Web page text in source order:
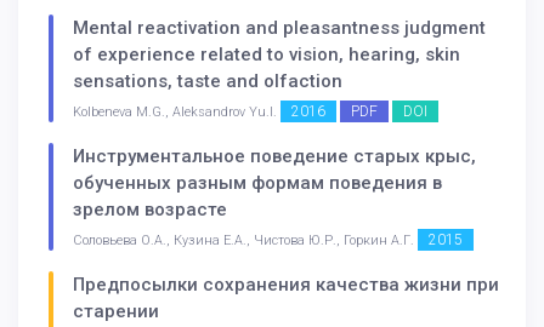
Mental reactivation and pleasantness judgment
of experience related to vision, hearing, skin
sensations, taste and olfaction
Kolbeneva M.G., Aleksandrov Yu.I. 2016 PDF DOI
Инструментальное поведение старых крыс,
обученных разным формам поведения в
зрелом возрасте
Соловьева О.А., Кузина Е.А., Чистова Ю.Р., Горкин А.Г. 2015
Предпосылки сохранения качества жизни при
старении